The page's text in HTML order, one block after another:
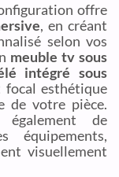
offre
, en créant
selon vos
meuble tv sous
intégré sous
focal esthétique
de votre pièce.
de
équipements,
visuellement